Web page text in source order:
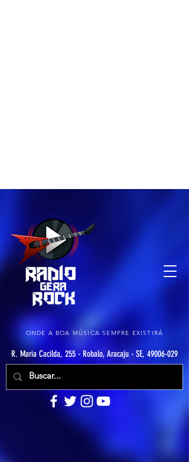
ONDE A BOA MÚSICA SEMPRE EXISTIRÁ
R. Maria Cacilda, 255 - Robalo, Aracaju - SE, 49006-029